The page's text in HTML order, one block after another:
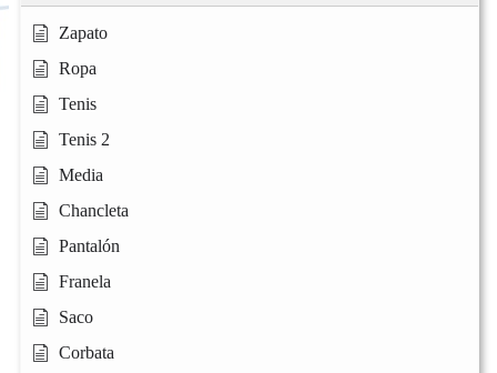
Zapato
Ropa
Tenis
Tenis 2
Media
Chancleta
Pantalón
Franela
Saco
Corbata